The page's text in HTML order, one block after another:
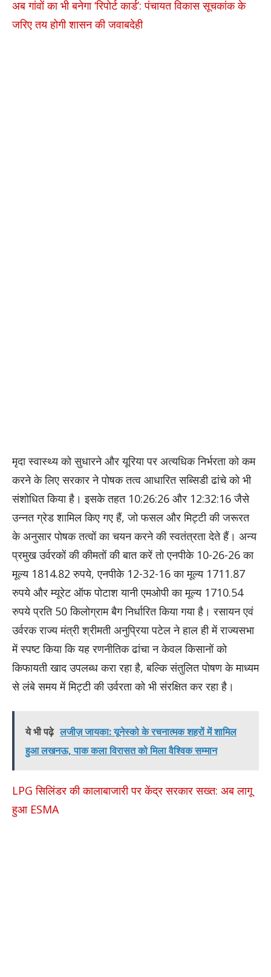
अब गांवों का भी बनेगा ‘रिपोर्ट कार्ड’: पंचायत विकास सूचकांक के
जरिए तय होगी शासन की जवाबदेही
मृदा स्वास्थ्य को सुधारने और यूरिया पर अत्यधिक निर्भरता को कम
करने के लिए सरकार ने पोषक तत्व आधारित सब्सिडी ढांचे को भी
संशोधित किया है। इसके तहत 10:26:26 और 12:32:16 जैसे
उन्नत ग्रेड शामिल किए गए हैं, जो फसल और मिट्टी की जरूरत
के अनुसार पोषक तत्वों का चयन करने की स्वतंत्रता देते हैं। अन्य
प्रमुख उर्वरकों की कीमतों की बात करें तो एनपीके 10-26-26 का
मूल्य 1814.82 रुपये, एनपीके 12-32-16 का मूल्य 1711.87
रुपये और म्यूरेट ऑफ पोटाश यानी एमओपी का मूल्य 1710.54
रुपये प्रति 50 किलोग्राम बैग निर्धारित किया गया है। रसायन एवं
उर्वरक राज्य मंत्री श्रीमती अनुप्रिया पटेल ने हाल ही में राज्यसभा
में स्पष्ट किया कि यह रणनीतिक ढांचा न केवल किसानों को
किफायती खाद उपलब्ध करा रहा है, बल्कि संतुलित पोषण के माध्यम
से लंबे समय में मिट्टी की उर्वरता को भी संरक्षित कर रहा है।
ये भी पढ़े लजीज़ जायका: यूनेस्को के रचनात्मक शहरों में शामिल
हुआ लखनऊ, पाक कला विरासत को मिला वैश्विक सम्मान
LPG सिलिंडर की कालाबाजारी पर केंद्र सरकार सख्त: अब लागू
हुआ ESMA